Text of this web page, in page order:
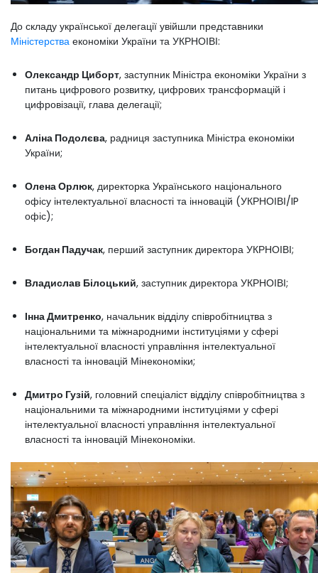
До складу української делегації увійшли представники
Міністерства економіки України та УКРНОІВІ:
Олександр Циборт, заступник Міністра економіки України з
питань цифрового розвитку, цифрових трансформацій і
цифровізації, глава делегації;
Аліна Подолєва, радниця заступника Міністра економіки
України;
Олена Орлюк, директорка Українського національного
офісу інтелектуальної власності та інновацій (УКРНОІВІ/IP
офіс);
Богдан Падучак, перший заступник директора УКРНОІВІ;
Владислав Білоцький, заступник директора УКРНОІВІ;
Інна Дмитренко, начальник відділу співробітництва з
національними та міжнародними інституціями у сфері
інтелектуальної власності управління інтелектуальної
власності та інновацій Мінекономіки;
Дмитро Гузій, головний спеціаліст відділу співробітництва з
національними та міжнародними інституціями у сфері
інтелектуальної власності управління інтелектуальної
власності та інновацій Мінекономіки.